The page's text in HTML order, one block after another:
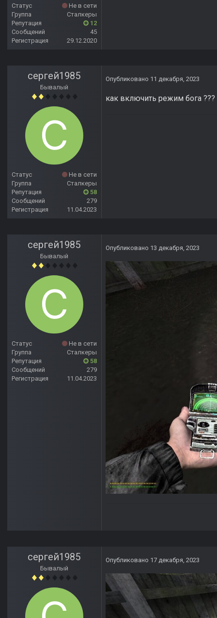
Статус
Не в сети
Группа
Сталкеры
Репутация
12
Сообщений
45
Регистрация
29.12.2020
сергей1985
Бывалый
Статус
Не в сети
Группа
Сталкеры
Репутация
58
Сообщений
279
Регистрация
11.04.2023
Опубликовано 11 декабря, 2023
как включить режим бога
сергей1985
Бывалый
Статус
Не в сети
Группа
Сталкеры
Репутация
58
Сообщений
279
Регистрация
11.04.2023
Опубликовано 13 декабря, 2023
сергей1985
Бывалый
Опубликовано 17 декабря, 2023